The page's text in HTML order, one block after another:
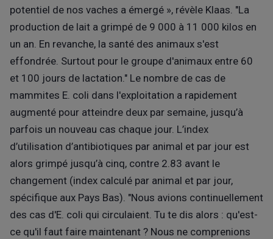
potentiel de nos vaches a émergé », révèle Klaas. "La
production de lait a grimpé de 9 000 à 11 000 kilos en
un an. En revanche, la santé des animaux s'est
effondrée. Surtout pour le groupe d'animaux entre 60
et 100 jours de lactation." Le nombre de cas de
mammites E. coli dans l'exploitation a rapidement
augmenté pour atteindre deux par semaine, jusqu’à
parfois un nouveau cas chaque jour. L’index
d’utilisation d’antibiotiques par animal et par jour est
alors grimpé jusqu’à cinq, contre 2.83 avant le
changement (index calculé par animal et par jour,
spécifique aux Pays Bas). "Nous avions continuellement
des cas d'E. coli qui circulaient. Tu te dis alors : qu'est-
ce qu'il faut faire maintenant ? Nous ne comprenions